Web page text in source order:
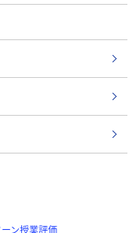
ン授業評価